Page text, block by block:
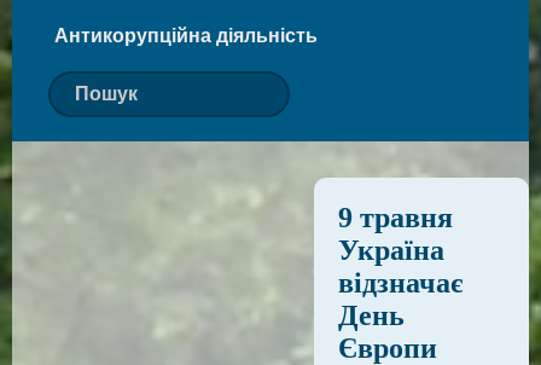
Антикорупційна діяльність
9 травня
Україна
відзначає
День
Європи